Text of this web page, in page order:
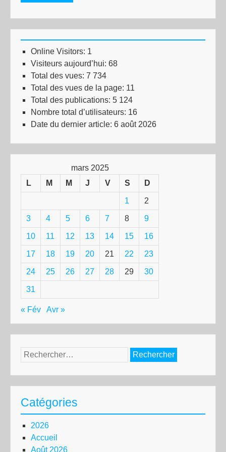
Online Visitors: 1
Visiteurs aujourd’hui: 68
Total des vues: 7 734
Total des vues de la page: 11
Total des publications: 5 124
Nombre total d’utilisateurs: 16
Date du dernier article: 6 août 2026
mars 2025
L
M M J V S D
1 2
3 4 5 6 7 8 9
10 11 12 13 14 15 16
17 18 19 20 21 22 23
24 25 26 27 28 29 30
31
« Fév Avr »
Rechercher :
Catégories
2026
Accueil
Août 2026